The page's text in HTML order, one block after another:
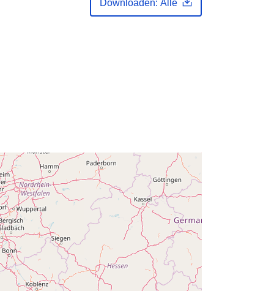
Downloaden: Alle
Q13926#ID
http://data.europa.eu/88u/dataset/q1
3926-id
public
01 January 1987
- 31 December 1987